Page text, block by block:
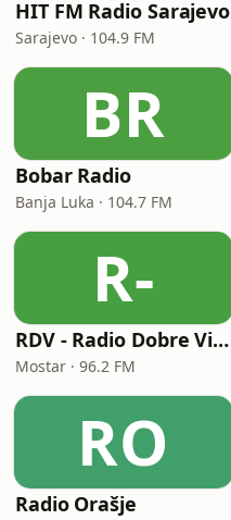
HIT FM Radio Sarajevo
Sarajevo · 104.9 FM
BR
Bobar Radio
Banja Luka · 104.7 FM
R-
RDV - Radio Dobre Vibracije
Mostar · 96.2 FM
RO
Radio Orašje